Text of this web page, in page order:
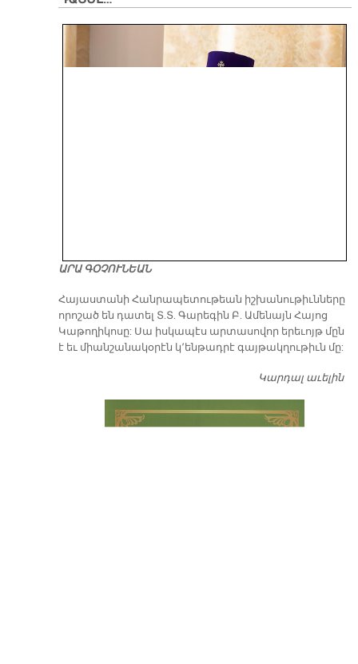
ԱՐԱ ԳՕՉՈՒՆԵԱՆ
​Հայաստանի Հանրապետութեան իշխանութիւնները
որոշած են դատել Տ.Տ. Գարեգին Բ. Ամենայն Հայոց
Կաթողիկոսը: Սա իսկապէս արտասովոր երեւոյթ մըն
է եւ միանշանակօրէն կ՚ենթադրէ գայթակղութիւն մը:
Կարդալ աւելին